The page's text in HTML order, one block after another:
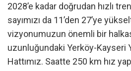
2028’e kadar doğrudan hızlı
sayımızı da 11’den 27’ye
vizyonumuzun önemli bir
uzunluğundaki Yerköy-Kayseri
Hattımız. Saatte 250 km hız